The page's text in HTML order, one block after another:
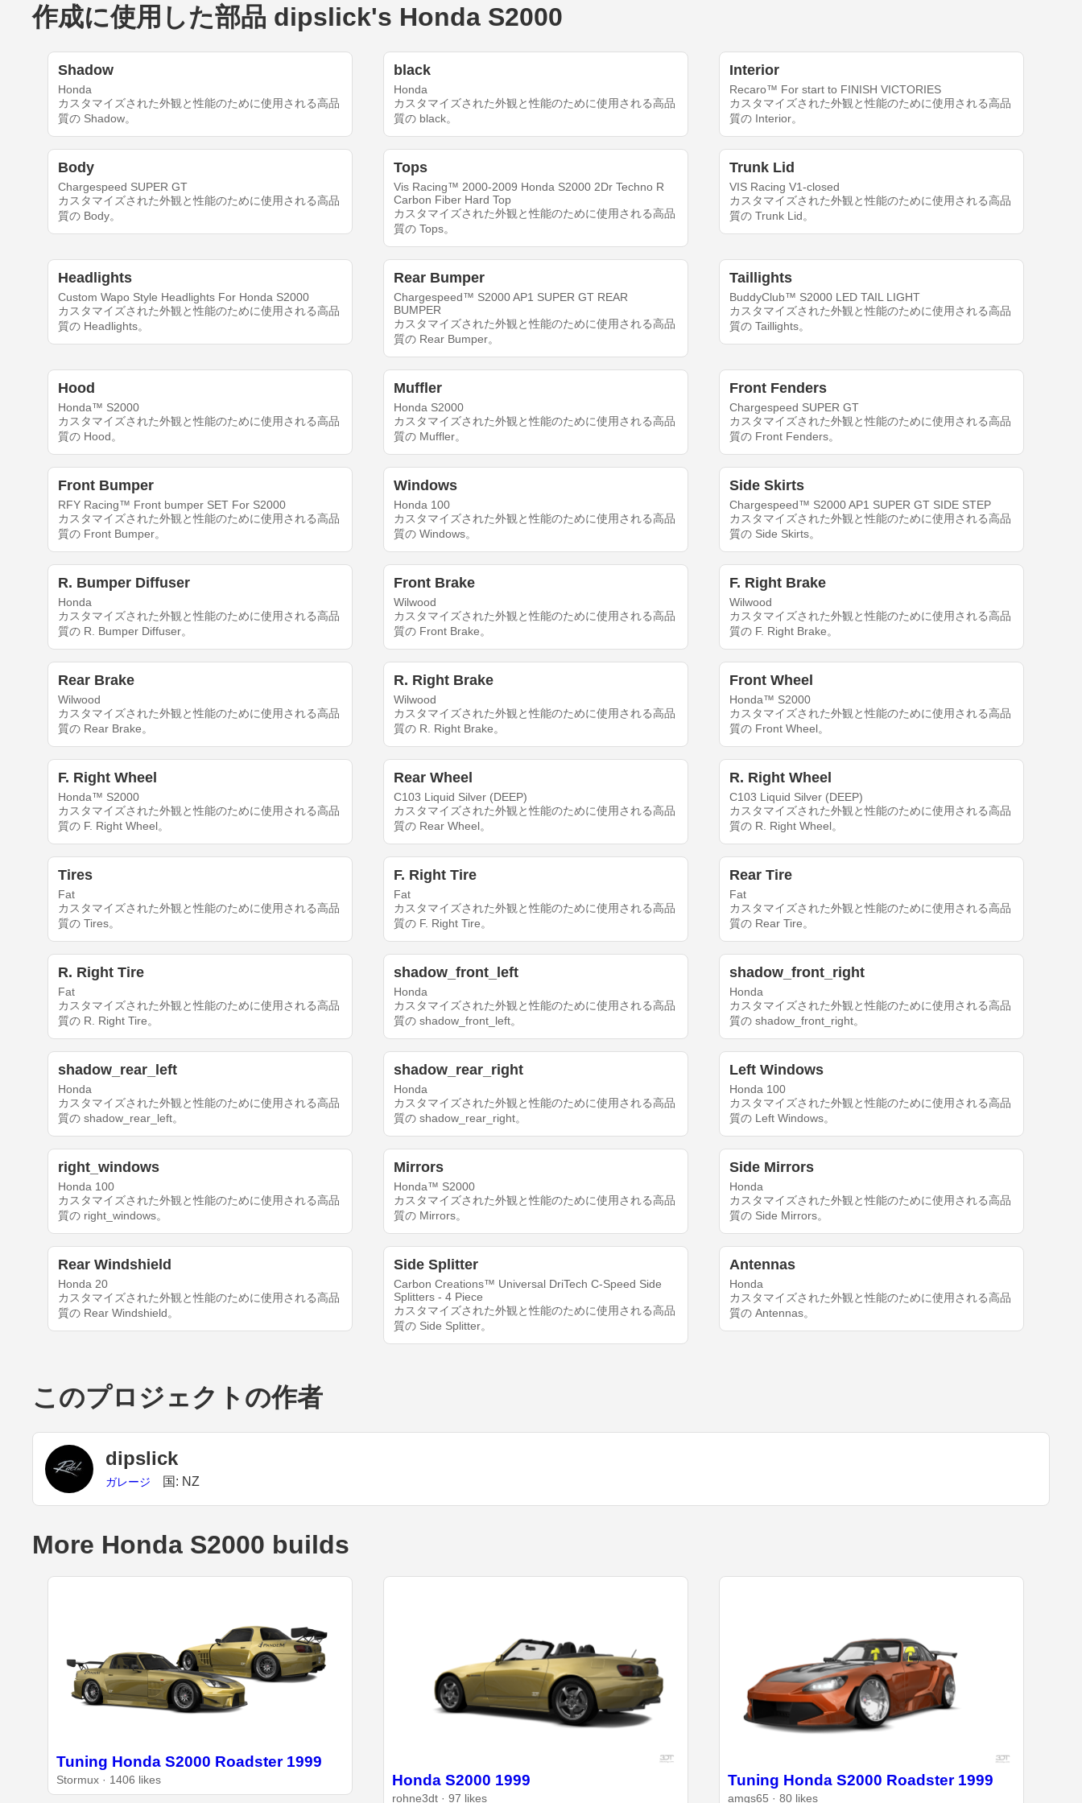
作成に使用した部品 dipslick's Honda S2000
Shadow
Honda
カスタマイズされた外観と性能のために使用される高品
質の Shadow。
black
Honda
カスタマイズされた外観と性能のために使用される高品
質の black。
Interior
Recaro™ For start to FINISH VICTORIES
カスタマイズされた外観と性能のために使用される高品
質の Interior。
Body
Chargespeed SUPER GT
カスタマイズされた外観と性能のために使用される高品
質の Body。
Tops
Vis Racing™ 2000-2009 Honda S2000 2Dr Techno R
Carbon Fiber Hard Top
カスタマイズされた外観と性能のために使用される高品
質の Tops。
Trunk Lid
VIS Racing V1-closed
カスタマイズされた外観と性能のために使用される高品
質の Trunk Lid。
Headlights
Custom Wapo Style Headlights For Honda S2000
カスタマイズされた外観と性能のために使用される高品
質の Headlights。
Rear Bumper
Chargespeed™ S2000 AP1 SUPER GT REAR
BUMPER
カスタマイズされた外観と性能のために使用される高品
質の Rear Bumper。
Taillights
BuddyClub™ S2000 LED TAIL LIGHT
カスタマイズされた外観と性能のために使用される高品
質の Taillights。
Hood
Honda™ S2000
カスタマイズされた外観と性能のために使用される高品
質の Hood。
Muffler
Honda S2000
カスタマイズされた外観と性能のために使用される高品
質の Muffler。
Front Fenders
Chargespeed SUPER GT
カスタマイズされた外観と性能のために使用される高品
質の Front Fenders。
Front Bumper
RFY Racing™ Front bumper SET For S2000
カスタマイズされた外観と性能のために使用される高品
質の Front Bumper。
Windows
Honda 100
カスタマイズされた外観と性能のために使用される高品
質の Windows。
Side Skirts
Chargespeed™ S2000 AP1 SUPER GT SIDE STEP
カスタマイズされた外観と性能のために使用される高品
質の Side Skirts。
R. Bumper Diffuser
Honda
カスタマイズされた外観と性能のために使用される高品
質の R. Bumper Diffuser。
Front Brake
Wilwood
カスタマイズされた外観と性能のために使用される高品
質の Front Brake。
F. Right Brake
Wilwood
カスタマイズされた外観と性能のために使用される高品
質の F. Right Brake。
Rear Brake
Wilwood
カスタマイズされた外観と性能のために使用される高品
質の Rear Brake。
R. Right Brake
Wilwood
カスタマイズされた外観と性能のために使用される高品
質の R. Right Brake。
Front Wheel
Honda™ S2000
カスタマイズされた外観と性能のために使用される高品
質の Front Wheel。
F. Right Wheel
Honda™ S2000
カスタマイズされた外観と性能のために使用される高品
質の F. Right Wheel。
Rear Wheel
C103 Liquid Silver (DEEP)
カスタマイズされた外観と性能のために使用される高品
質の Rear Wheel。
R. Right Wheel
C103 Liquid Silver (DEEP)
カスタマイズされた外観と性能のために使用される高品
質の R. Right Wheel。
Tires
Fat
カスタマイズされた外観と性能のために使用される高品
質の Tires。
F. Right Tire
Fat
カスタマイズされた外観と性能のために使用される高品
質の F. Right Tire。
Rear Tire
Fat
カスタマイズされた外観と性能のために使用される高品
質の Rear Tire。
R. Right Tire
Fat
カスタマイズされた外観と性能のために使用される高品
質の R. Right Tire。
shadow_front_left
Honda
カスタマイズされた外観と性能のために使用される高品
質の shadow_front_left。
shadow_front_right
Honda
カスタマイズされた外観と性能のために使用される高品
質の shadow_front_right。
shadow_rear_left
Honda
カスタマイズされた外観と性能のために使用される高品
質の shadow_rear_left。
shadow_rear_right
Honda
カスタマイズされた外観と性能のために使用される高品
質の shadow_rear_right。
Left Windows
Honda 100
カスタマイズされた外観と性能のために使用される高品
質の Left Windows。
right_windows
Honda 100
カスタマイズされた外観と性能のために使用される高品
質の right_windows。
Mirrors
Honda™ S2000
カスタマイズされた外観と性能のために使用される高品
質の Mirrors。
Side Mirrors
Honda
カスタマイズされた外観と性能のために使用される高品
質の Side Mirrors。
Rear Windshield
Honda 20
カスタマイズされた外観と性能のために使用される高品
質の Rear Windshield。
Side Splitter
Carbon Creations™ Universal DriTech C-Speed Side
Splitters - 4 Piece
カスタマイズされた外観と性能のために使用される高品
質の Side Splitter。
Antennas
Honda
カスタマイズされた外観と性能のために使用される高品
質の Antennas。
このプロジェクトの作者
dipslick
ガレージ 国: NZ
More Honda S2000 builds
Tuning Honda S2000 Roadster 1999
Stormux · 1406 likes Honda S2000 1999
rohne3dt · 97 likes
Tuning Honda S2000 Roadster 1999
amgs65 · 80 likes